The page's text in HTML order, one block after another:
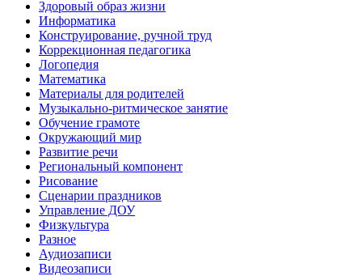
Здоровый образ жизни
Информатика
Конструирование, ручной труд
Коррекционная педагогика
Логопедия
Математика
Материалы для родителей
Музыкально-ритмическое занятие
Обучение грамоте
Окружающий мир
Развитие речи
Региональный компонент
Рисование
Сценарии праздников
Управление ДОУ
Физкультура
Разное
Аудиозаписи
Видеозаписи